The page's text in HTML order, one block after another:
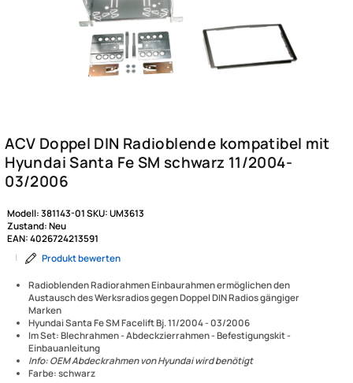
Radioblenden Radiorahmen Einbaurahmen ermöglichen den
Austausch des Werksradios gegen Doppel DIN Radios gängiger
Zustand:Neu
EAN:4026724213591
|
Produkt bewerten